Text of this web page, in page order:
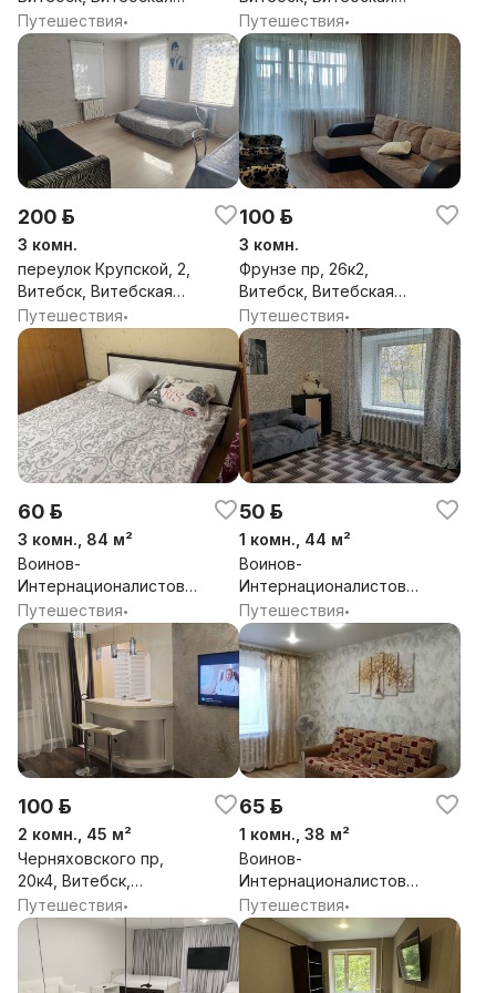
обл.
Путешествия•
обл.
Путешествия•
200 р.
3 комн.
переулок Крупской, 2,
Витебск, Витебская
обл.
Путешествия•
100 р.
3 комн.
Фрунзе пр, 26к2,
Витебск, Витебская
обл.
Путешествия•
60 р.
3 комн., 84 м²
Воинов-
Интернационалистов
ул, 14, Витебск,
Витебская обл.
Путешествия•
50 р.
1 комн., 44 м²
Воинов-
Интернационалистов
ул, 32к2, Витебск,
Витебская обл.
Путешествия•
100 р.
2 комн., 45 м²
Черняховского пр,
20к4, Витебск,
Витебская обл.
Путешествия•
65 р.
1 комн., 38 м²
Воинов-
Интернационалистов
ул, 15, Витебск,
Витебская обл.
Путешествия•